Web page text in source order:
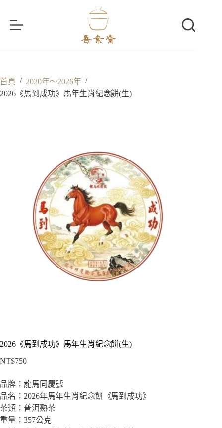
首頁 / 2020年～2026年 /
2026《馬到成功》馬年生肖紀念餅(生)
2026《馬到成功》馬年生肖紀念餅(生)
NT$750
品牌：龍馬同慶號
品名：2026年馬年生肖紀念餅《馬到成功》
茶類：普洱熟茶
重量：357公克